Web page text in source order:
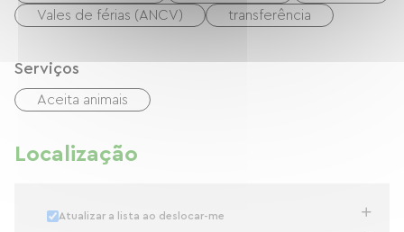
Vales de férias (ANCV)
transferência
Serviços
Aceita animais
Localização
Atualizar a lista ao deslocar-me